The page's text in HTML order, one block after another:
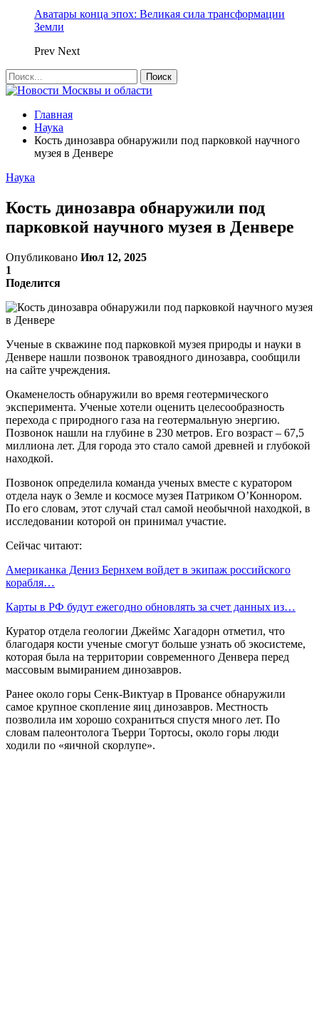
Аватары конца эпох: Великая сила трансформации
Земли
Prev Next
Главная
Наука
Кость динозавра обнаружили под парковкой научного
музея в Денвере
Наука
Кость динозавра обнаружили под
парковкой научного музея в Денвере
Опубликовано Июл 12, 2025
1
Поделится
Ученые в скважине под парковкой музея природы и науки в
Денвере нашли позвонок травоядного динозавра, сообщили
на сайте учреждения.
Окаменелость обнаружили во время геотермического
эксперимента. Ученые хотели оценить целесообразность
перехода с природного газа на геотермальную энергию.
Позвонок нашли на глубине в 230 метров. Его возраст – 67,5
миллиона лет. Для города это стало самой древней и глубокой
находкой.
Позвонок определила команда ученых вместе с куратором
отдела наук о Земле и космосе музея Патриком О’Коннором.
По его словам, этот случай стал самой необычной находкой, в
исследовании которой он принимал участие.
Сейчас читают:
Американка Дениз Бернхем войдет в экипаж российского
корабля…
Карты в РФ будут ежегодно обновлять за счет данных из…
Куратор отдела геологии Джеймс Хагадорн отметил, что
благодаря кости ученые смогут больше узнать об экосистеме,
которая была на территории современного Денвера перед
массовым вымиранием динозавров.
Ранее около горы Сенк-Виктуар в Провансе обнаружили
самое крупное скопление яиц динозавров. Местность
позволила им хорошо сохраниться спустя много лет. По
словам палеонтолога Тьерри Тортосы, около горы люди
ходили по «яичной скорлупе».